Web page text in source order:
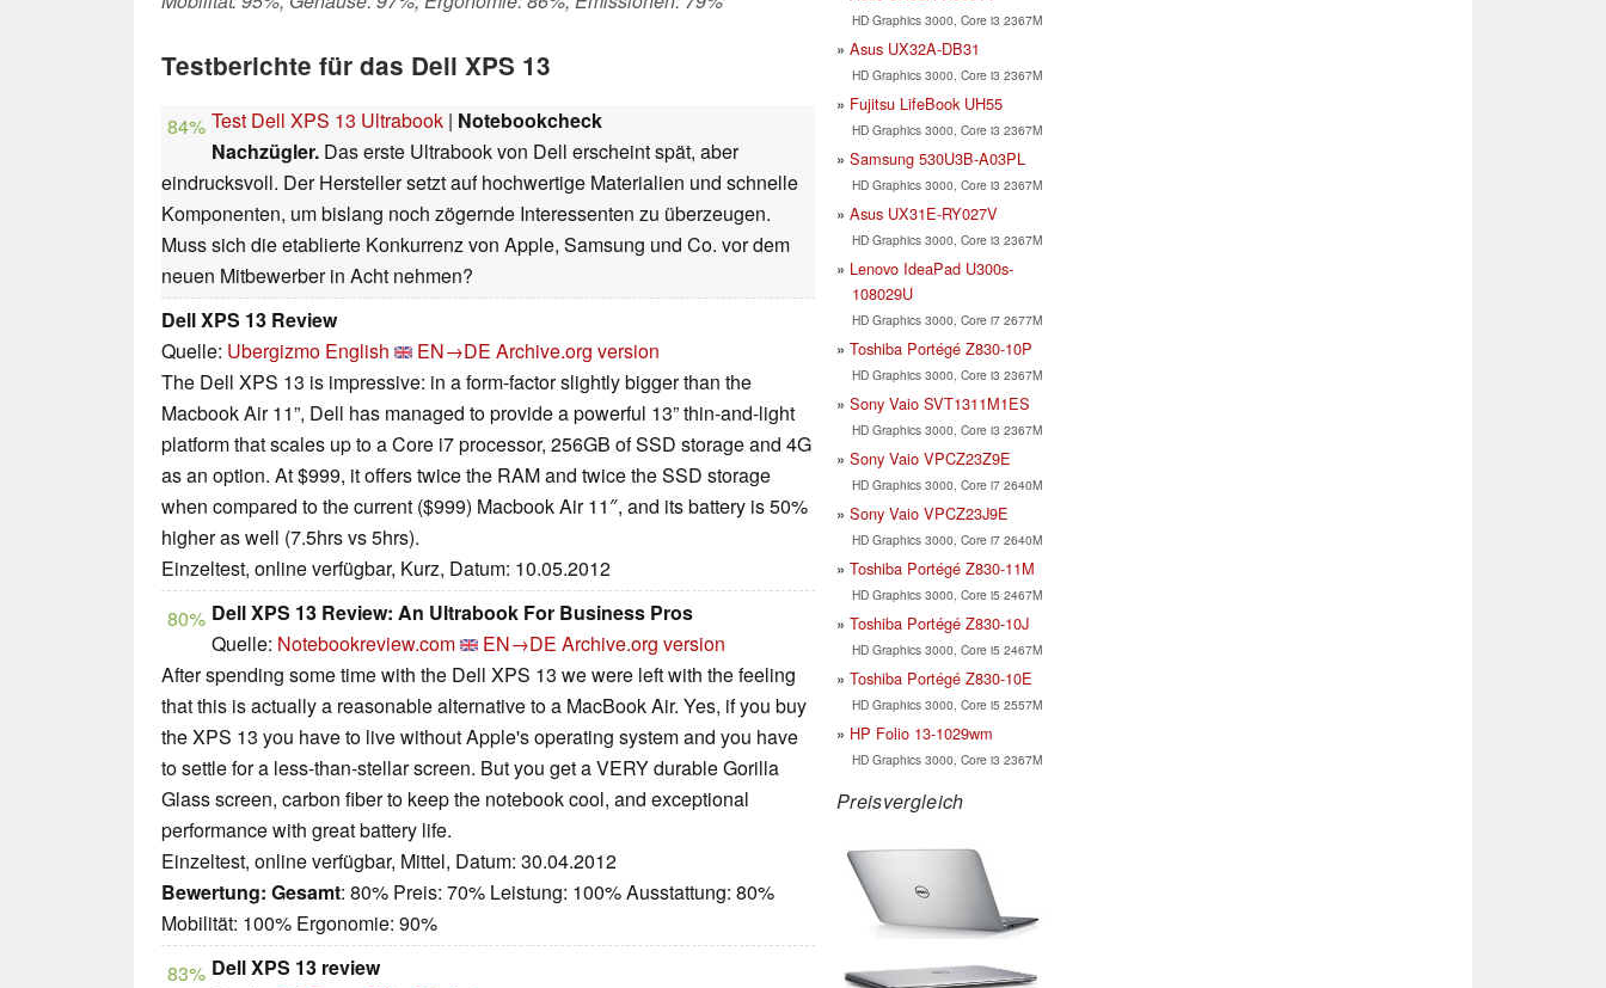
Testberichte für das Dell XPS 13
84% Test Dell XPS 13 Ultrabook | Notebookcheck
Nachzügler. Das erste Ultrabook von Dell erscheint spät, aber
eindrucksvoll. Der Hersteller setzt auf hochwertige Materialien und schnelle
Komponenten, um bislang noch zögernde Interessenten zu überzeugen.
Muss sich die etablierte Konkurrenz von Apple, Samsung und Co. vor dem
neuen Mitbewerber in Acht nehmen?
Dell XPS 13 Review
Quelle: Ubergizmo English EN→DE Archive.org version
The Dell XPS 13 is impressive: in a form-factor slightly bigger than the
Macbook Air 11”, Dell has managed to provide a powerful 13” thin-and-light
platform that scales up to a Core i7 processor, 256GB of SSD storage and 4G
as an option. At $999, it offers twice the RAM and twice the SSD storage
when compared to the current ($999) Macbook Air 11″, and its battery is 50%
higher as well (7.5hrs vs 5hrs).
Einzeltest, online verfügbar, Kurz, Datum: 10.05.2012
80% Dell XPS 13 Review: An Ultrabook For Business Pros
Quelle: Notebookreview.com EN→DE Archive.org version
After spending some time with the Dell XPS 13 we were left with the feeling
that this is actually a reasonable alternative to a MacBook Air. Yes, if you buy
the XPS 13 you have to live without Apple's operating system and you have
to settle for a less-than-stellar screen. But you get a VERY durable Gorilla
Glass screen, carbon fiber to keep the notebook cool, and exceptional
performance with great battery life.
Einzeltest, online verfügbar, Mittel, Datum: 30.04.2012
Bewertung: Gesamt: 80% Preis: 70% Leistung: 100% Ausstattung: 80%
Mobilität: 100% Ergonomie: 90%
83% Dell XPS 13 review
HD Graphics 3000, Core i3 2367M
Asus UX32A-DB31
HD Graphics 3000, Core i3 2367M
Fujitsu LifeBook UH55
HD Graphics 3000, Core i3 2367M
Samsung 530U3B-A03PL
HD Graphics 3000, Core i3 2367M
Asus UX31E-RY027V
HD Graphics 3000, Core i3 2367M
Lenovo IdeaPad U300s-
108029U
HD Graphics 3000, Core i7 2677M
Toshiba Portégé Z830-10P
HD Graphics 3000, Core i3 2367M
Sony Vaio SVT1311M1ES
HD Graphics 3000, Core i3 2367M
Sony Vaio VPCZ23Z9E
HD Graphics 3000, Core i7 2640M
Sony Vaio VPCZ23J9E
HD Graphics 3000, Core i7 2640M
Toshiba Portégé Z830-11M
HD Graphics 3000, Core i5 2467M
Toshiba Portégé Z830-10J
HD Graphics 3000, Core i5 2467M
Toshiba Portégé Z830-10E
HD Graphics 3000, Core i5 2557M
HP Folio 13-1029wm
HD Graphics 3000, Core i3 2367M
Preisvergleich